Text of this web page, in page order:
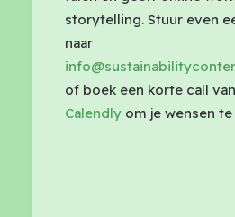
storytelling. Stuur even
naar
of boek een korte call
Calendly om je wensen